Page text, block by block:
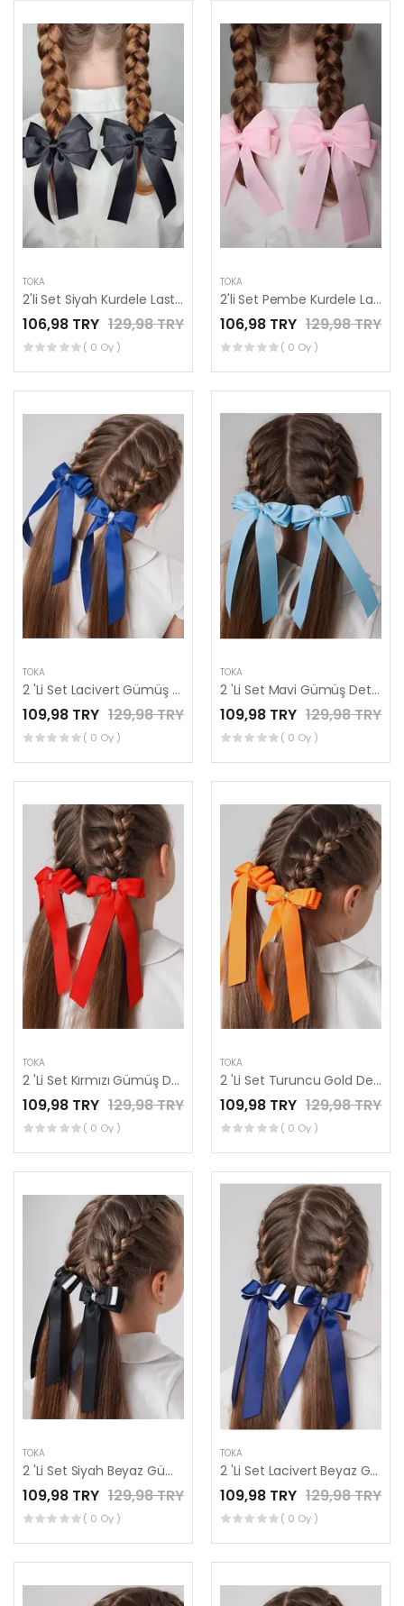
TOKA
2'li Set Siyah Kurdele Lastikli Fiyonk Toka, Lastikli Tokalar, Okul Tokaları, Çocuk Tokaları
106,98 TRY 129,98 TRY
( 0 Oy )
TOKA
2'li Set Pembe Kurdele Lastikli Fiyonk Toka, Lastikli Tokalar, Okul Tokaları, Çocuk Tokaları
106,98 TRY 129,98 TRY
( 0 Oy )
TOKA
2 'Li Set Lacivert Gümüş Detaylı Kurdele Lastik Fiyonk Toka
109,98 TRY 129,98 TRY
( 0 Oy )
TOKA
2 'Li Set Mavi Gümüş Detaylı Kurdele Lastik Fiyonk Toka
109,98 TRY 129,98 TRY
( 0 Oy )
TOKA
2 'Li Set Kırmızı Gümüş Detaylı Kurdele Lastik Fiyonk Toka
109,98 TRY 129,98 TRY
( 0 Oy )
TOKA
2 'Li Set Turuncu Gold Detaylı Kurdele Lastik Fiyonk Toka
109,98 TRY 129,98 TRY
( 0 Oy )
TOKA
2 'Li Set Siyah Beyaz Gümüş Detaylı Kurdele Lastik Fiyonk Toka
109,98 TRY 129,98 TRY
( 0 Oy )
TOKA
2 'Li Set Lacivert Beyaz Gümüş Detaylı Kurdele Lastik Fiyonk Toka
109,98 TRY 129,98 TRY
( 0 Oy )